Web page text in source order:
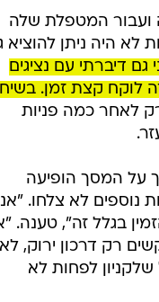
ועבור המטפלת שלה
היה ניתן להוציא
דיברתי עם נציגים
לוקח קצת זמן.
לאחר כמה פניות
על המסך הופיעה
נוספים לא צלחו.
בגלל זה", טענה.
רק דרכון ירוק, לא
לפחות לא